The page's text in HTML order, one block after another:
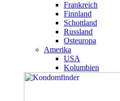
Frankreich
Finnland
Schottland
Russland
Osteuropa
Amerika
USA
Kolumbien